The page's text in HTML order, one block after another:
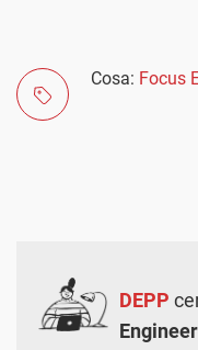
Cosa: Focus
DEPP
Engineer